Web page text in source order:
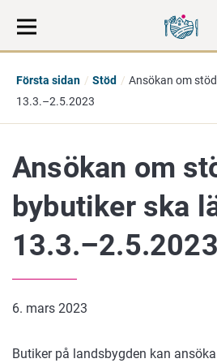
direkt
till
på
hela
Första sidan Stöd
Ansökan om
13.3.–2.5.2023
Ansökan om
bybutiker ska
13.3.–2.5.2023
6. mars 2023
Butiker på landsbygden kan